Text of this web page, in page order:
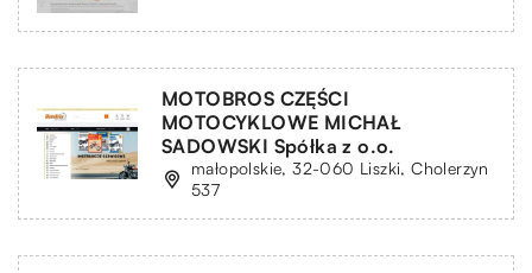
MOTOBROS CZĘŚCI
MOTOCYKLOWE MICHAŁ
SADOWSKI Spółka z o.o.
małopolskie, 32-060 Liszki, Cholerzyn
537